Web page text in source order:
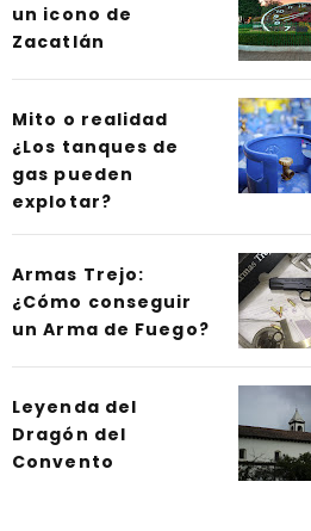
un icono de
Zacatlán
Mito o realidad
¿Los tanques de
gas pueden
explotar?
Armas Trejo:
¿Cómo conseguir
un Arma de Fuego?
Leyenda del
Dragón del
Convento